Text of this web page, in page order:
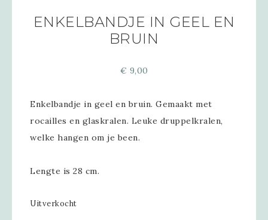
ENKELBANDJE IN GEEL EN
BRUIN
€ 9,00
Enkelbandje in geel en bruin. Gemaakt met
rocailles en glaskralen. Leuke druppelkralen,
welke hangen om je been.
Lengte is 28 cm.
Uitverkocht